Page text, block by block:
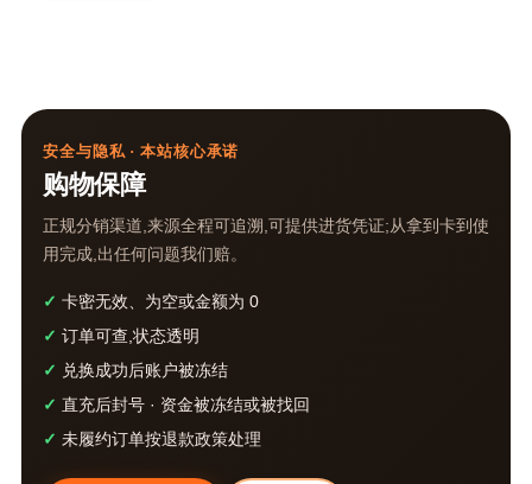
安全与隐私 · 本站核心承诺
购物保障
正规分销渠道,来源全程可追溯,可提供进货凭证;从拿到卡到使
用完成,出任何问题我们赔。
✓ 卡密无效、为空或金额为 0
✓ 订单可查,状态透明
✓ 兑换成功后账户被冻结
✓ 直充后封号 · 资金被冻结或被找回
✓ 未履约订单按退款政策处理